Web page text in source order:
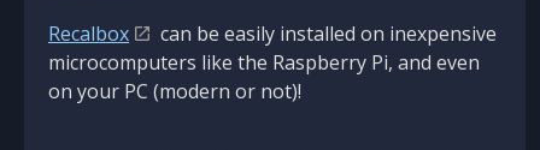
Recalbox
can be easily installed on inexpensive
microcomputers like the Raspberry Pi, and even
on your PC (modern or not)!